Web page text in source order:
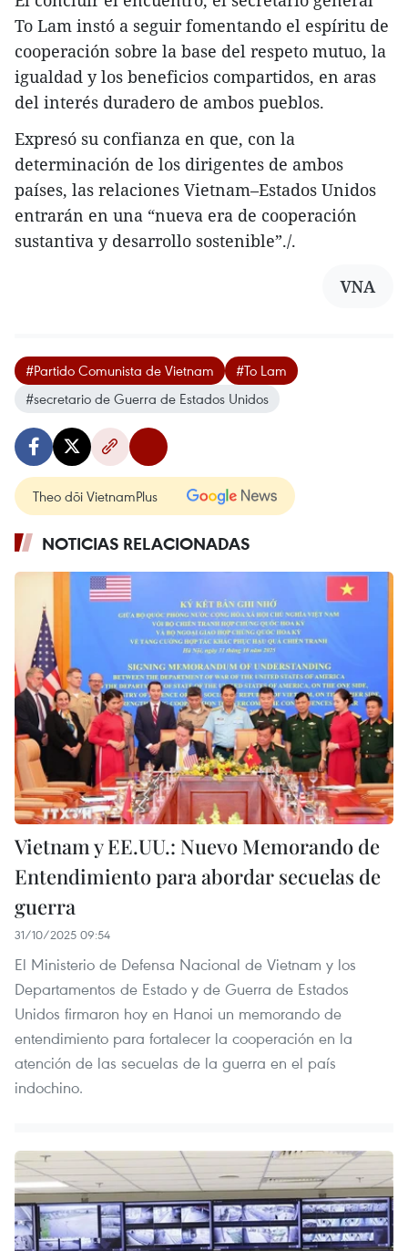
To Lam instó a seguir fomentando el espíritu de
cooperación sobre la base del respeto mutuo, la
igualdad y los beneficios compartidos, en aras
del interés duradero de ambos pueblos.
Expresó su confianza en que, con la
determinación de los dirigentes de ambos
países, las relaciones Vietnam–Estados Unidos
entrarán en una “nueva era de cooperación
sustantiva y desarrollo sostenible”./.
VNA
#Partido Comunista de Vietnam
#To Lam
#secretario de Guerra de Estados Unidos
Theo dõi VietnamPlus
NOTICIAS RELACIONADAS
Vietnam y EE.UU.: Nuevo Memorando de
Entendimiento para abordar secuelas de
guerra
31/10/2025 09:54
El Ministerio de Defensa Nacional de Vietnam y los
Departamentos de Estado y de Guerra de Estados
Unidos firmaron hoy en Hanoi un memorando de
entendimiento para fortalecer la cooperación en la
atención de las secuelas de la guerra en el país
indochino.